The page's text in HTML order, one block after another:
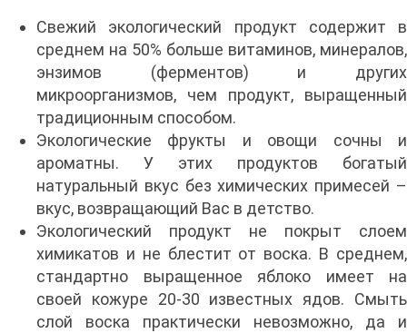
Свежий экологический продукт содержит в
среднем на 50% больше витаминов, минералов,
энзимов (ферментов) и других
микроорганизмов, чем продукт, выращенный
традиционным способом.
Экологические фрукты и овощи сочны и
ароматны. У этих продуктов богатый
натуральный вкус без химических примесей –
вкус, возвращающий Вас в детство.
Экологический продукт не покрыт слоем
химикатов и не блестит от воска. В среднем,
стандартно выращенное яблоко имеет на
своей кожуре 20-30 известных ядов. Смыть
слой воска практически невозможно, да и